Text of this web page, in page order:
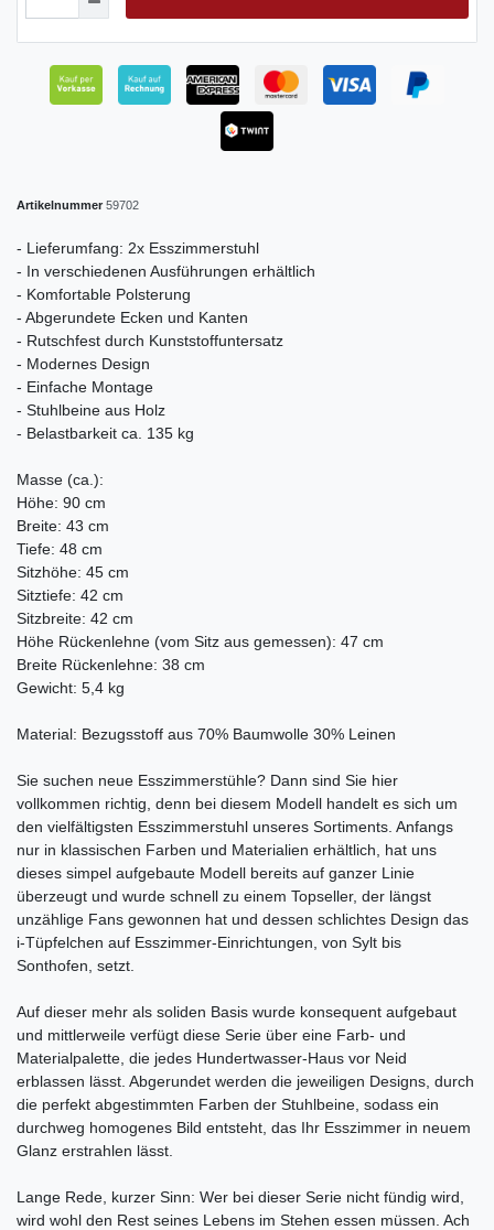
Artikelnummer 59702
- Lieferumfang: 2x Esszimmerstuhl
- In verschiedenen Ausführungen erhältlich
- Komfortable Polsterung
- Abgerundete Ecken und Kanten
- Rutschfest durch Kunststoffuntersatz
- Modernes Design
- Einfache Montage
- Stuhlbeine aus Holz
- Belastbarkeit ca. 135 kg
Masse (ca.):
Höhe: 90 cm
Breite: 43 cm
Tiefe: 48 cm
Sitzhöhe: 45 cm
Sitztiefe: 42 cm
Sitzbreite: 42 cm
Höhe Rückenlehne (vom Sitz aus gemessen): 47 cm
Breite Rückenlehne: 38 cm
Gewicht: 5,4 kg
Material: Bezugsstoff aus 70% Baumwolle 30% Leinen
Sie suchen neue Esszimmerstühle? Dann sind Sie hier
vollkommen richtig, denn bei diesem Modell handelt es sich um
den vielfältigsten Esszimmerstuhl unseres Sortiments. Anfangs
nur in klassischen Farben und Materialien erhältlich, hat uns
dieses simpel aufgebaute Modell bereits auf ganzer Linie
überzeugt und wurde schnell zu einem Topseller, der längst
unzählige Fans gewonnen hat und dessen schlichtes Design das
i-Tüpfelchen auf Esszimmer-Einrichtungen, von Sylt bis
Sonthofen, setzt.
Auf dieser mehr als soliden Basis wurde konsequent aufgebaut
und mittlerweile verfügt diese Serie über eine Farb- und
Materialpalette, die jedes Hundertwasser-Haus vor Neid
erblassen lässt. Abgerundet werden die jeweiligen Designs, durch
die perfekt abgestimmten Farben der Stuhlbeine, sodass ein
durchweg homogenes Bild entsteht, das Ihr Esszimmer in neuem
Glanz erstrahlen lässt.
Lange Rede, kurzer Sinn: Wer bei dieser Serie nicht fündig wird,
wird wohl den Rest seines Lebens im Stehen essen müssen. Ach